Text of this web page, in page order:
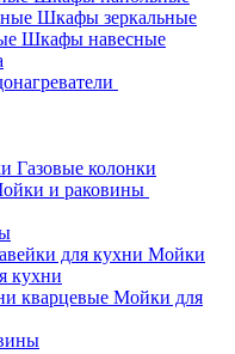
Шкафы зеркальные
Шкафы навесные
Газовые колонки
и раковины
Мойки
кухни
Мойки для